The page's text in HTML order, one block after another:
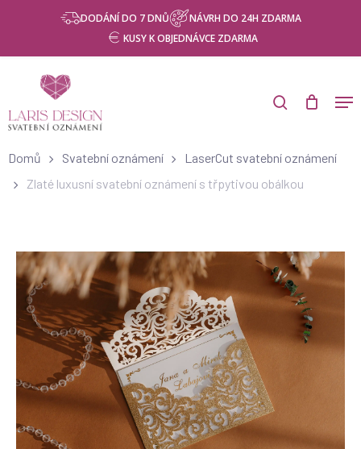
content
DODÁNÍ DO 7 DNŮ
NÁVRH DO 24H ZDARMA
KUSY K OBJEDNÁVCE ZDARMA
Domů Svatební oznámení
LaserCut svatební oznámení
Zlaté luxusní svatební oznámení s třpytivou obálkou